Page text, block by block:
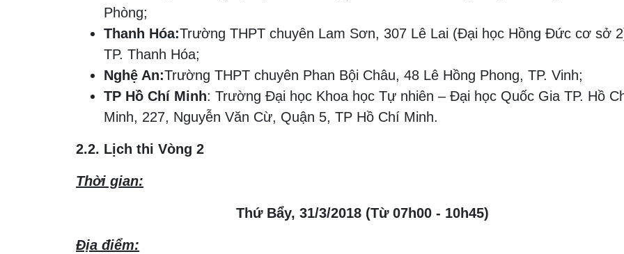
Phòng;
Thanh Hóa:Trường THPT chuyên Lam Sơn, 307 Lê Lai (Đại học Hồng Đức cơ sở
TP. Thanh Hóa;
Nghệ An:Trường THPT chuyên Phan Bội Châu, 48 Lê Hồng Phong, TP. Vinh;
TP Hồ Chí Minh: Trường Đại học Khoa học Tự nhiên – Đại học Quốc Gia TP. Hồ
Minh, 227, Nguyễn Văn Cừ, Quận 5, TP Hồ Chí Minh.
2.2. Lịch thi Vòng 2
Thời gian:
Thứ Bẩy, 31/3/2018 (Từ 07h00 - 10h45)
Địa điểm: